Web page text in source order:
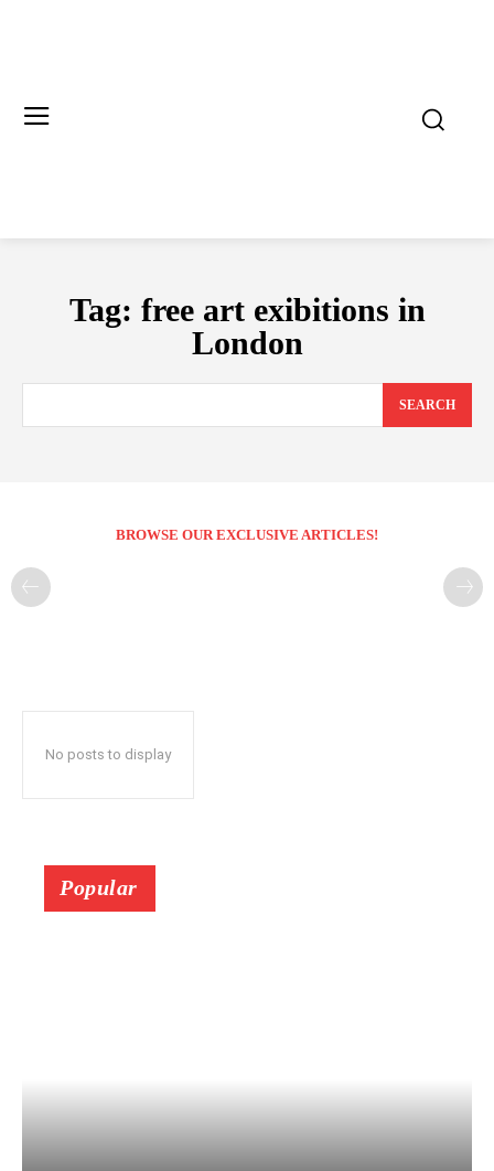
Tag: free art exibitions in
London
SEARCH
BROWSE OUR EXCLUSIVE ARTICLES!
No posts to display
Popular